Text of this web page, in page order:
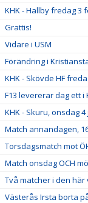
KHK - Hallby fredag 3
Grattis!
Vidare i USM
Förändring i
KHK - Skövde HF
F13 levererar dag ett i
KHK - Skuru, onsdag
Match annandagen,
Torsdagsmatch mot
Match onsdag OCH
Två matcher i den här
Västerås Irsta borta